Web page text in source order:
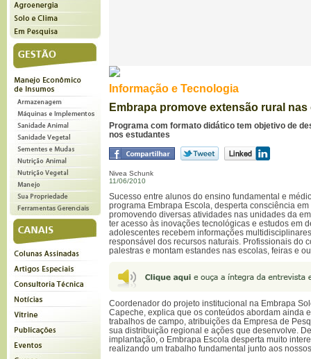
Informação e Tecnologia
Embrapa promove extensão rural nas
Programa com formato didático tem objetivo de
nos estudantes
Nivea Schunk
11/06/2010
Sucesso entre alunos do ensino fundamental e
programa Embrapa Escola, desperta consciência
promovendo diversas atividades nas unidades da
ter acesso às inovações tecnológicas e estudos em
adolescentes recebem informações
responsável dos recursos naturais. Profissionais do
palestras e montam estandes nas escolas, feiras e
Coordenador do projeto institucional na Embrapa
Capeche, explica que os conteúdos abordam ainda
trabalhos de campo, atribuições da Empresa de
sua distribuição regional e ações que desenvolve.
implantação, o Embrapa Escola desperta muito
realizando um trabalho fundamental junto aos